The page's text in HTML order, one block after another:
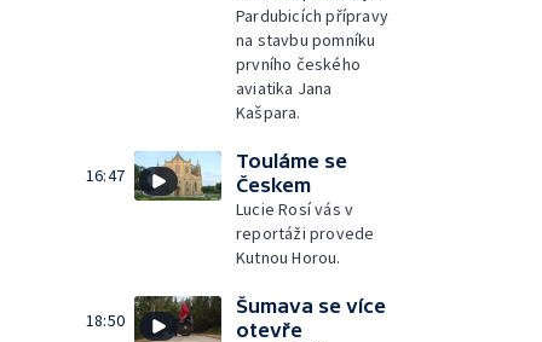
Pardubicích přípravy
na stavbu pomníku
prvního českého
aviatika Jana
Kašpara.
16:47
Touláme se
Českem
Lucie Rosí vás v
reportáži provede
Kutnou Horou.
18:50
Šumava se více
otevře